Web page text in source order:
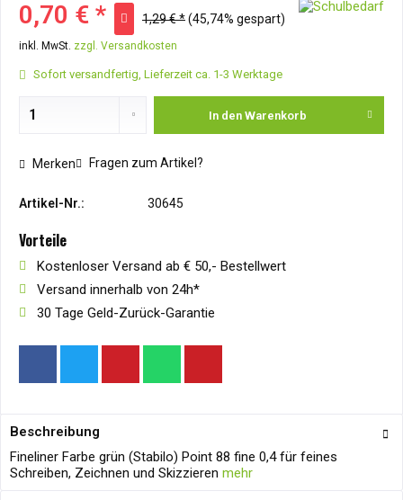
0,70 € * 1,29 € *(45,74% gespart)
inkl. MwSt. zzgl. Versandkosten
Sofort versandfertig, Lieferzeit ca. 1-3 Werktage
In den Warenkorb
Merken Fragen zum Artikel?
Artikel-Nr.: 30645
Vorteile
Kostenloser Versand ab € 50,- Bestellwert
Versand innerhalb von 24h*
30 Tage Geld-Zurück-Garantie
Beschreibung
Fineliner Farbe grün (Stabilo) Point 88 fine 0,4 für feines
Schreiben, Zeichnen und Skizzieren mehr